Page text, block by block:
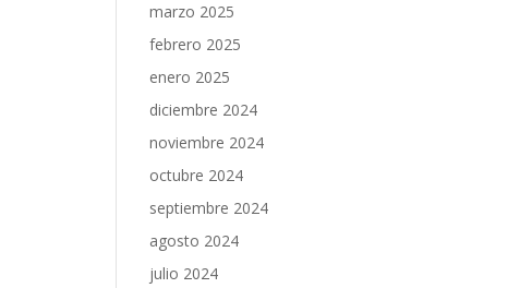
marzo 2025
febrero 2025
enero 2025
diciembre 2024
noviembre 2024
octubre 2024
septiembre 2024
agosto 2024
julio 2024